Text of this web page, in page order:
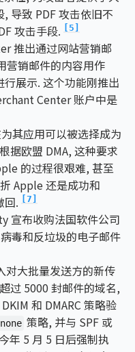
导致 PDF 攻击依旧不
攻击手段.
[5]
推出通过网站营销邮
营销邮件的内容用作
展示. 这个功能刚推出
Center 账户中是
其应用可以被选择成为
据欧盟 DMA, 这种要求
的过程很艰难, 甚至
Apple 还是成功和
回.
[7]
宣布收购法国软件公司
毒和反垃圾的电子邮件
大批量发送方的新传
过 5000 封邮件的域名,
和 DMARC 策略验
策略, 并与 SPF 或
年 5 月 5 日后强制执